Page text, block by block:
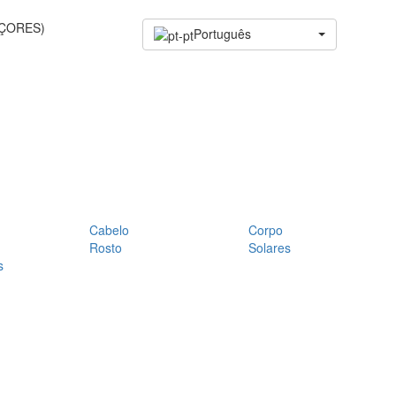
Português
Cabelo
Corpo
Rosto
Solares